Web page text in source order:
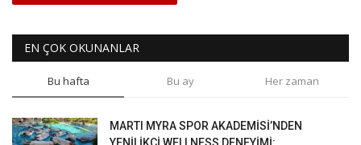
EN ÇOK OKUNANLAR
Bu hafta Bu ay Her zaman
MARTI MYRA SPOR AKADEMİSİ’NDEN